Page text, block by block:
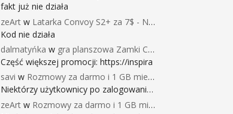
fakt już nie działa
zeArt w Latarka Convoy S2+ za 7$ - Najniższa cena od 2017r
Kod nie działa
dalmatyńka w gra planszowa Zamki Caladale za 39zł
Część większej promocji: https://inspira
savi w Rozmowy za darmo i 1 GB miesięcznie
Niektórzy użytkownicy po zalogowaniu do
zeArt w Rozmowy za darmo i 1 GB miesięcznie